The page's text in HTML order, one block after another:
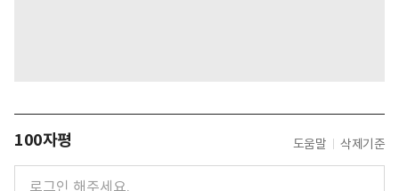
100자평 도움말 삭제기준